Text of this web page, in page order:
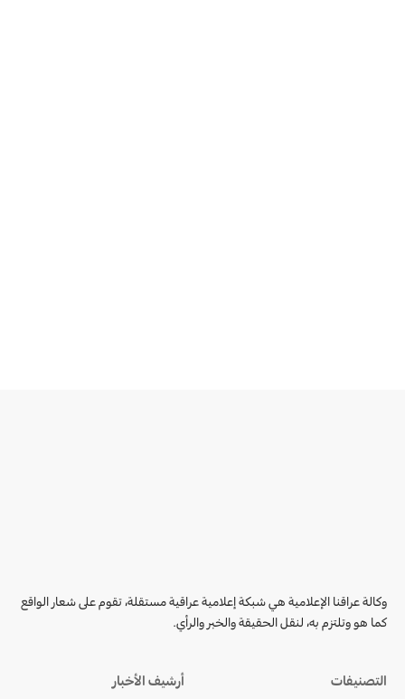
وكالة عراقنا الإعلامية هي شبكة إعلامية عراقية مستقلة، تقوم على شعار الواقع
كما هو وتلتزم به، لنقل الحقيقة والخبر والرأي.
التصنيفات أرشيف الأخبار